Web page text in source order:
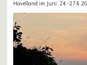
Havelland im Juni: 24.-